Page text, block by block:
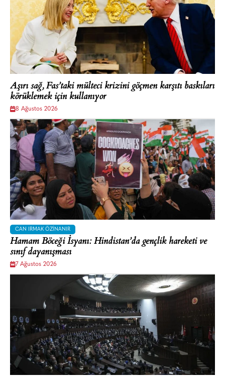
Aşırı sağ, Fas’taki mülteci krizini göçmen karşıtı baskıları
körüklemek için kullanıyor
8 Ağustos 2026
CAN IRMAK ÖZINANIR
Hamam Böceği İsyanı: Hindistan’da gençlik hareketi ve
sınıf dayanışması
7 Ağustos 2026